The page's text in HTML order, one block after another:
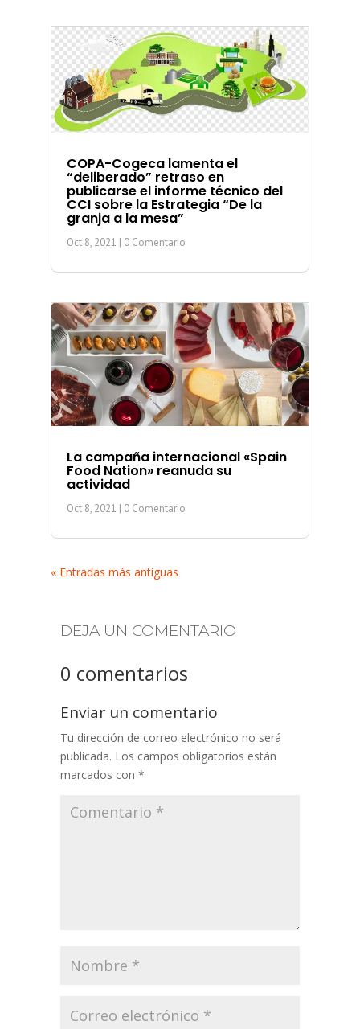
COPA-Cogeca lamenta el
“deliberado” retraso en
publicarse el informe técnico del
CCI sobre la Estrategia “De la
granja a la mesa”
Oct 8, 2021 | 0 Comentario
La campaña internacional «Spain
Food Nation» reanuda su
actividad
Oct 8, 2021 | 0 Comentario
« Entradas más antiguas
DEJA UN COMENTARIO
0 comentarios
Enviar un comentario
Tu dirección de correo electrónico no será
publicada. Los campos obligatorios están
marcados con *